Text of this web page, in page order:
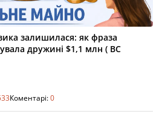
залишилася: як фраза
дружині $1,1 млн ( ВС
Коментарі:0